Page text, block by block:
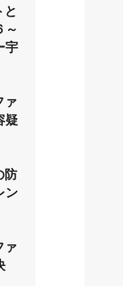
と
～
宇
ァ
疑
防
ン
ァ